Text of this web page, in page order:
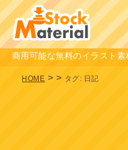
商用可能な無料のイラスト
HOME > > タグ: 日記